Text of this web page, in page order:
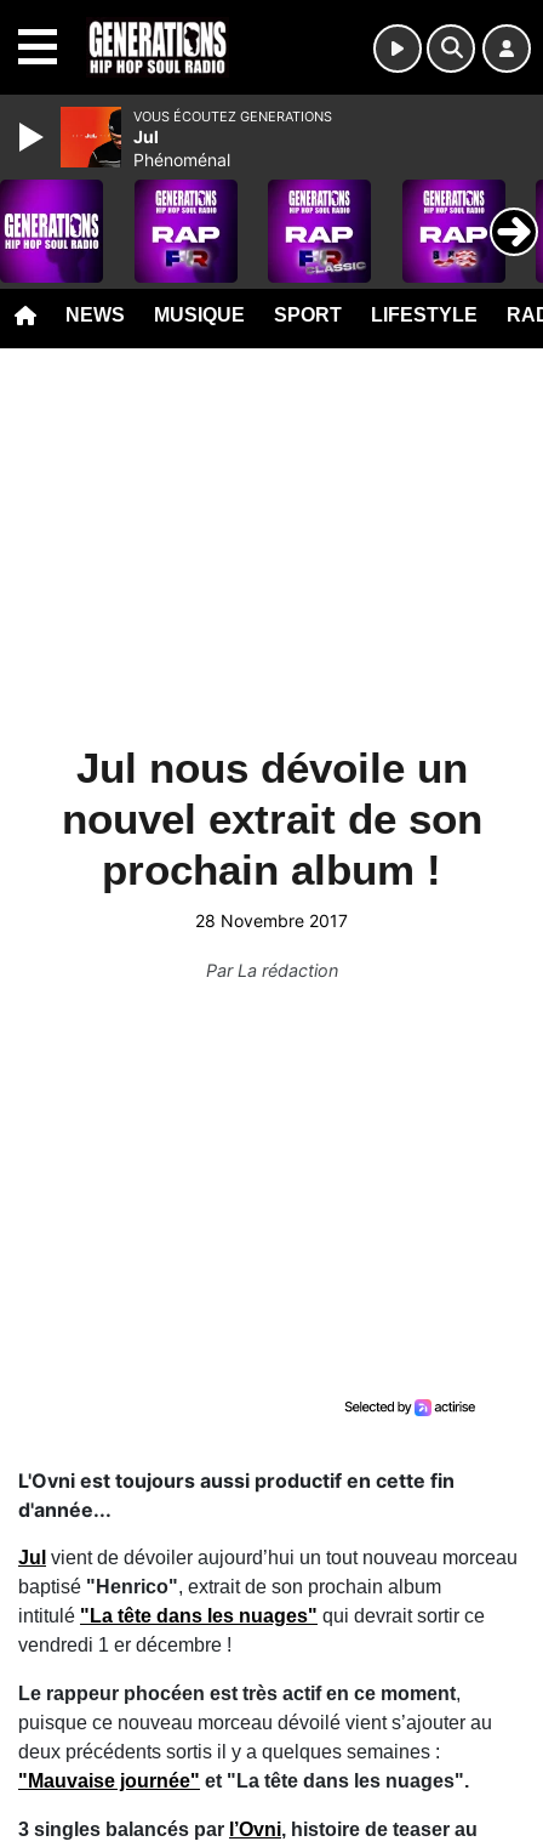
NEWS MUSIQUE SPORT LIFESTYLE
Jul nous dévoile un
nouvel extrait de son
prochain album !
28 Novembre 2017
ParLa rédaction
L'Ovni est toujours aussi productif en cette fin
d'année...
Jul vient de dévoiler aujourd’hui un tout nouveau morceau
baptisé "Henrico", extrait de son prochain album
intitulé "La tête dans les nuages" qui devrait sortir ce
vendredi 1 er décembre !
Le rappeur phocéen est très actif en ce moment,
puisque ce nouveau morceau dévoilé vient s’ajouter au
deux précédents sortis il y a quelques semaines :
"Mauvaise journée" et "La tête dans les nuages".
3 singles balancés par l’Ovni, histoire de teaser au
VOUS ÉCOUTEZ GENERATIONS
Jul
Phénoménal